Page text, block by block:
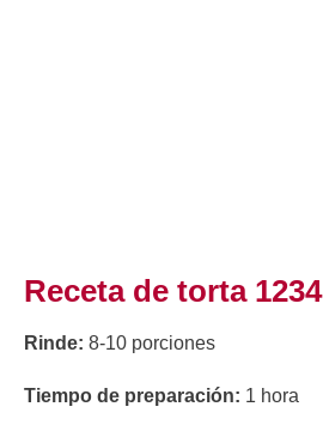
Receta de torta 1234
Rinde: 8-10 porciones
Tiempo de preparación: 1 hora